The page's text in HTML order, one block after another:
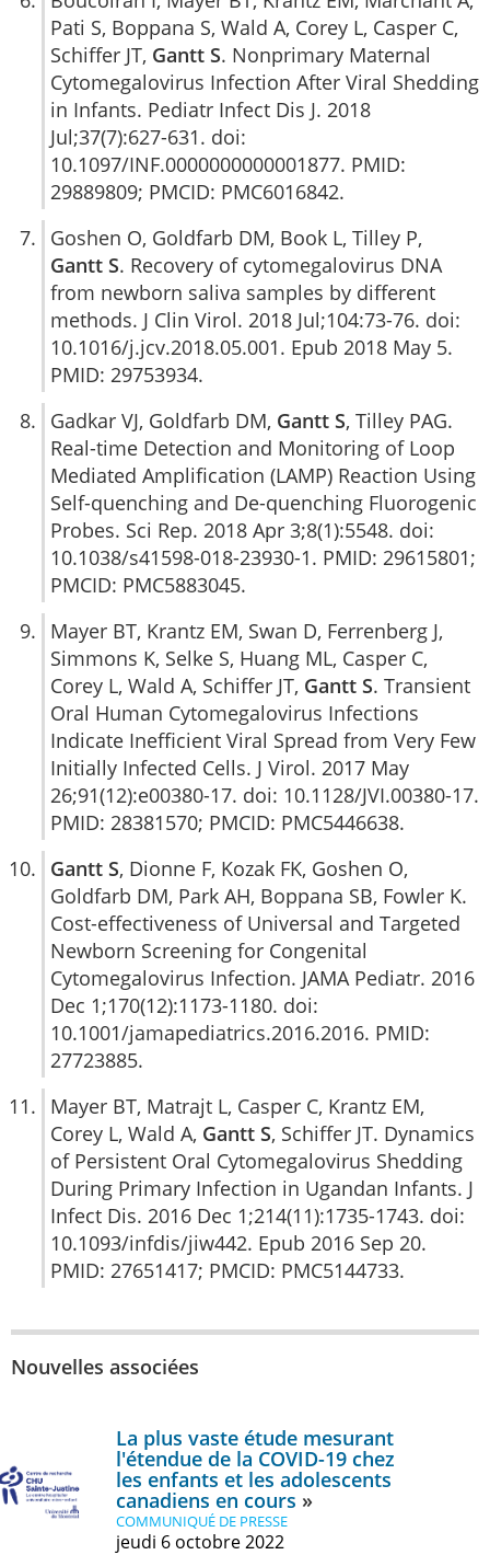
Pati S, Boppana S, Wald A, Corey L, Casper C,
Schiffer JT, Gantt S. Nonprimary Maternal
Cytomegalovirus Infection After Viral Shedding
in Infants. Pediatr Infect Dis J. 2018
Jul;37(7):627-631. doi:
10.1097/INF.0000000000001877. PMID:
29889809; PMCID: PMC6016842.
Goshen O, Goldfarb DM, Book L, Tilley P,
Gantt S. Recovery of cytomegalovirus DNA
from newborn saliva samples by different
methods. J Clin Virol. 2018 Jul;104:73-76. doi:
10.1016/j.jcv.2018.05.001. Epub 2018 May 5.
PMID: 29753934.
Gadkar VJ, Goldfarb DM, Gantt S, Tilley PAG.
Real-time Detection and Monitoring of Loop
Mediated Amplification (LAMP) Reaction Using
Self-quenching and De-quenching Fluorogenic
Probes. Sci Rep. 2018 Apr 3;8(1):5548. doi:
10.1038/s41598-018-23930-1. PMID: 29615801;
PMCID: PMC5883045.
Mayer BT, Krantz EM, Swan D, Ferrenberg J,
Simmons K, Selke S, Huang ML, Casper C,
Corey L, Wald A, Schiffer JT, Gantt S. Transient
Oral Human Cytomegalovirus Infections
Indicate Inefficient Viral Spread from Very Few
Initially Infected Cells. J Virol. 2017 May
26;91(12):e00380-17. doi: 10.1128/JVI.00380-17.
PMID: 28381570; PMCID: PMC5446638.
Gantt S, Dionne F, Kozak FK, Goshen O,
Goldfarb DM, Park AH, Boppana SB, Fowler K.
Cost-effectiveness of Universal and Targeted
Newborn Screening for Congenital
Cytomegalovirus Infection. JAMA Pediatr. 2016
Dec 1;170(12):1173-1180. doi:
10.1001/jamapediatrics.2016.2016. PMID:
27723885.
Mayer BT, Matrajt L, Casper C, Krantz EM,
Corey L, Wald A, Gantt S, Schiffer JT. Dynamics
of Persistent Oral Cytomegalovirus Shedding
During Primary Infection in Ugandan Infants. J
Infect Dis. 2016 Dec 1;214(11):1735-1743. doi:
10.1093/infdis/jiw442. Epub 2016 Sep 20.
PMID: 27651417; PMCID: PMC5144733.
Nouvelles associées
La plus vaste étude mesurant
l'étendue de la COVID-19 chez
les enfants et les adolescents
canadiens en cours
COMMUNIQUÉ DE PRESSE
jeudi 6 octobre 2022